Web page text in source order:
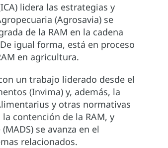
lidera las estrategias y
(Agrosavia) se
de la RAM en la cadena
igual forma, está en proceso
en agricultura.
un trabajo liderado desde el
(Invima) y, además, la
y otras normativas
contención de la RAM, y
se avanza en el
relacionados.